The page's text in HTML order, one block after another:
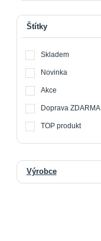
Štítky
Skladem
Novinka
Akce
Doprava ZDARMA
TOP produkt
Výrobce